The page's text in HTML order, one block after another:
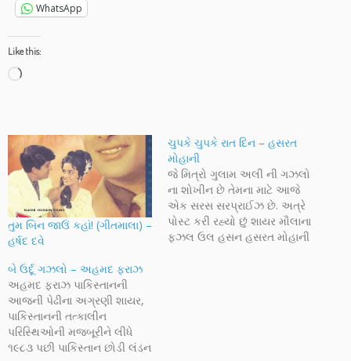
WhatsApp
Like this:
Loading…
તુમ બિન જાઉં કહાં! (ગીતમાલા) –
હર્ષદ દવે
ચુપકે ચુપકે રાત દિન – હસરત
મોહાની
જે મિત્રો ગુલામ અલી ની ગઝલો
ના શોખીન છે તેમના માટે આજે
એક સરસ સરપ્રાઈઝ છે. અત્રે
પોસ્ટ કરી રહ્યો છું શાયર મૌલાના
ફઝલ ઉલ હસન હસરત મોહાની
બે ઉર્દૂ ગઝલો – અહમદ ફરાઝ
અહમદ ફરાઝ પાકિસ્તાનની
આજની પેઢીના અગ્રણી શાયર,
પાકિસ્તાનની તત્કાલીન
પરિસ્થિઓની મજબૂરીને લીધે
૧૯૮૩ પછી પાકિસ્તાન છોડી લંડન